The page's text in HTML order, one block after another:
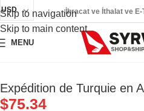
Skip to navigation
Skip to main content
USD İhracat ve İthalat ve E-
MENU
Expédition de Turquie en
$75.34